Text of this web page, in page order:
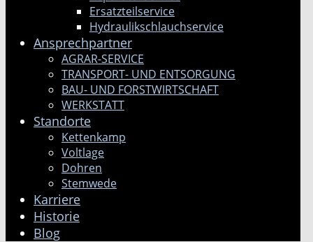
Ersatzteilservice
Hydraulikschlauchservice
Ansprechpartner
AGRAR-SERVICE
TRANSPORT- UND ENTSORGUNG
BAU- UND FORSTWIRTSCHAFT
WERKSTATT
Standorte
Kettenkamp
Voltlage
Dohren
Stemwede
Karriere
Historie
Blog